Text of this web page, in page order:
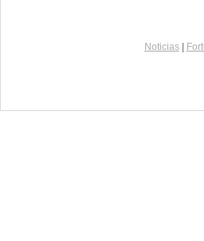
Noticias|